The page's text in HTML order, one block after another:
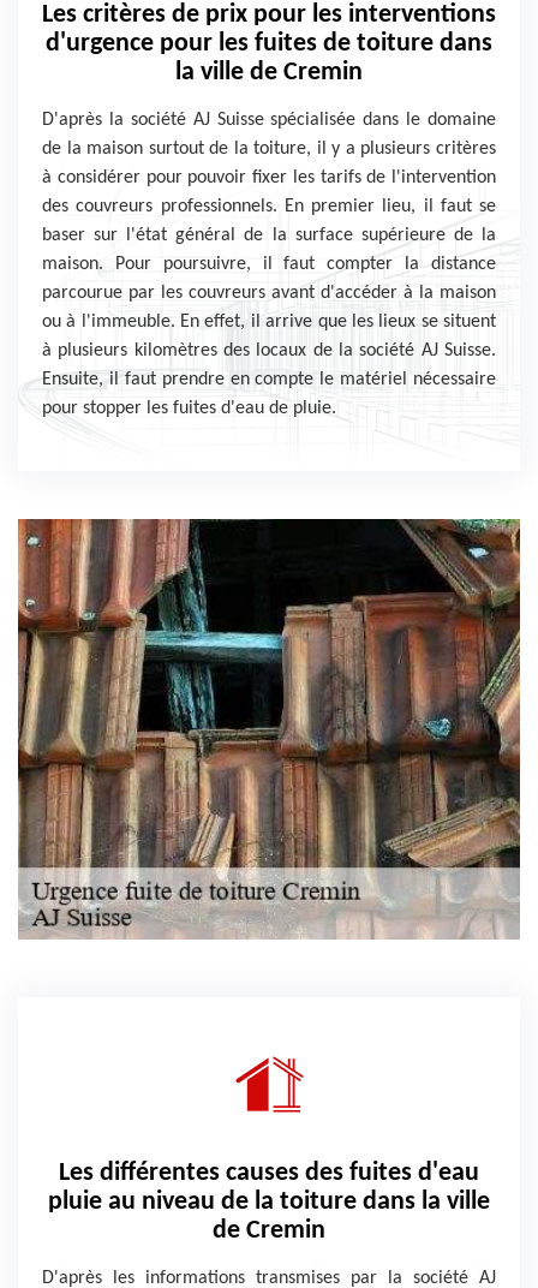
Les critères de prix pour les interventions
d'urgence pour les fuites de toiture dans
la ville de Cremin
D'après la société AJ Suisse spécialisée dans le domaine
de la maison surtout de la toiture, il y a plusieurs critères
à considérer pour pouvoir fixer les tarifs de l'intervention
des couvreurs professionnels. En premier lieu, il faut se
baser sur l'état général de la surface supérieure de la
maison. Pour poursuivre, il faut compter la distance
parcourue par les couvreurs avant d'accéder à la maison
ou à l'immeuble. En effet, il arrive que les lieux se situent
à plusieurs kilomètres des locaux de la société AJ Suisse.
Ensuite, il faut prendre en compte le matériel nécessaire
pour stopper les fuites d'eau de pluie.
Les différentes causes des fuites d'eau
pluie au niveau de la toiture dans la ville
de Cremin
D'après les informations transmises par la société AJ